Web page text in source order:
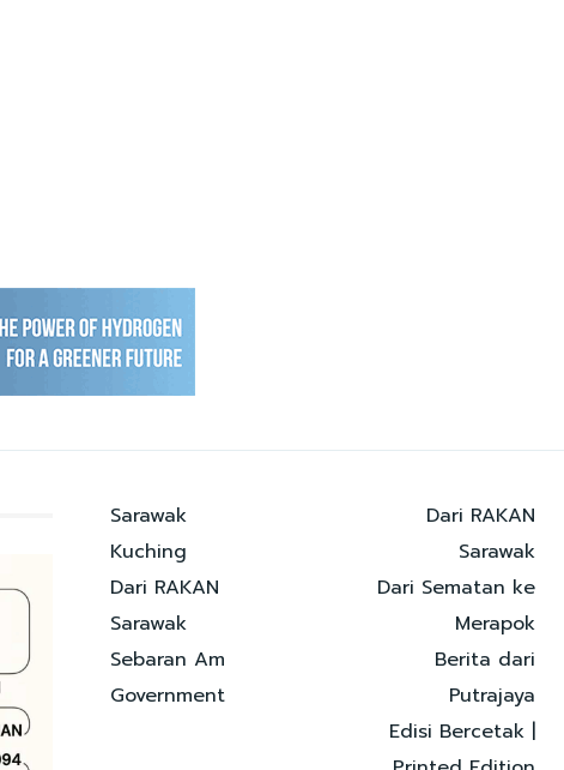
Sarawak
Kuching
Dari RAKAN
Sarawak
Sebaran Am
Government
Dari RAKAN
Sarawak
Dari Sematan ke
Merapok
Berita dari
Putrajaya
Edisi Bercetak |